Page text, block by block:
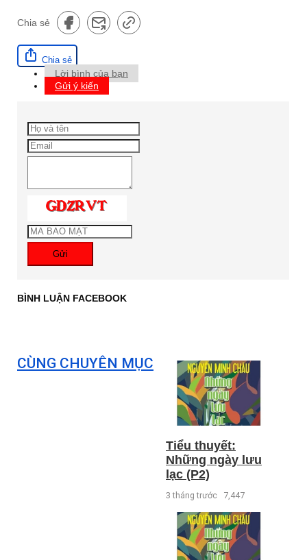
Chia sẻ
Chia sẻ
Lời bình của bạn
Gửi ý kiến
Gửi
BÌNH LUẬN FACEBOOK
CÙNG CHUYÊN MỤC
Tiểu thuyết:
Những ngày lưu
lạc (P2)
3 tháng trước 7,447